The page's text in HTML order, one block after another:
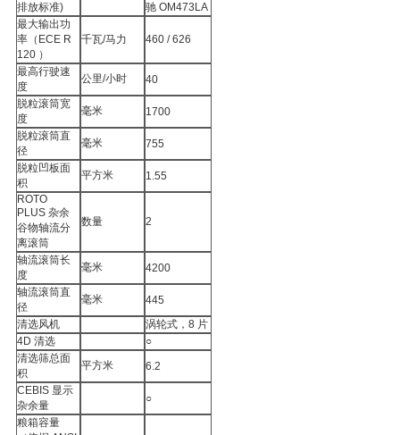
排放标准)
驰 OM473LA
最大输出功
率（ ECE R
120 ）
千瓦/马力 460 / 626
最高行驶速
度
公里/小时
40
脱粒滚筒宽
度
毫米
1700
脱粒滚筒直
径
毫米
755
脱粒凹板面
积
平方米
1.55
ROTO
PLUS 杂余
谷物轴流分
离滚筒
数量 2
轴流滚筒长
度
毫米
4200
轴流滚筒直
径
毫米
445
清选风机
涡轮式， 8 片
4D 清选
○
清选筛总面
积
平方米
6.2
CEBIS 显示
杂余量
○
粮箱容量